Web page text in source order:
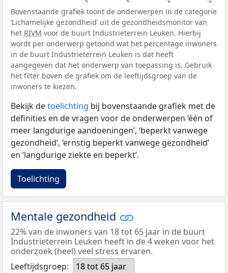
Bovenstaande grafiek toont de onderwerpen in de categorie
‘Lichamelijke gezondheid’ uit de gezondheidsmonitor van
het RIVM voor de buurt Industrieterrein Leuken. Hierbij
wordt per onderwerp getoond wat het percentage inwoners
in de buurt Industrieterrein Leuken is dat heeft
aangegeven dat het onderwerp van toepassing is. Gebruik
het filter boven de grafiek om de leeftijdsgroep van de
inwoners te kiezen.
Bekijk detoelichting bij bovenstaande grafiek met de
definities en de vragen voor de onderwerpen ‘één of
meer langdurige aandoeningen’, ‘beperkt vanwege
gezondheid’, ‘ernstig beperkt vanwege gezondheid’
en ‘langdurige ziekte en beperkt’.
Toelichting
Mentale gezondheid
22% van de inwoners van 18 tot 65 jaar in de buurt
Industrieterrein Leuken heeft in de 4 weken voor het
onderzoek (heel) veel stress ervaren.
Leeftijdsgroep:
18 tot 65 jaar